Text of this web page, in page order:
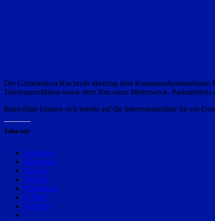
Der Gemeinderat Kirchroth übertrug dem
Telefonanschlüsse sowie dem Bau eines Mehrzweck-
Bauwillige können sich bereits auf die Interessentenliste für ein
Teilen mit:
Facebook
Mastodon
Bluesky
Threads
WhatsApp
E-Mail
Drucken